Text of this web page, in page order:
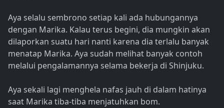
Aya selalu sembrono setiap kali ada hubungannya
dengan Marika. Kalau terus begini, dia mungkin akan
dilaporkan suatu hari nanti karena dia terlalu banyak
menatap Marika. Aya sudah melihat banyak contoh
melalui pengalamannya selama bekerja di Shinjuku.
Aya sekali lagi menghela nafas jauh di dalam hatinya
saat Marika tiba-tiba menjatuhkan bom.